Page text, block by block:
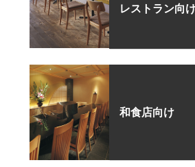
レストラン向
和食店向け